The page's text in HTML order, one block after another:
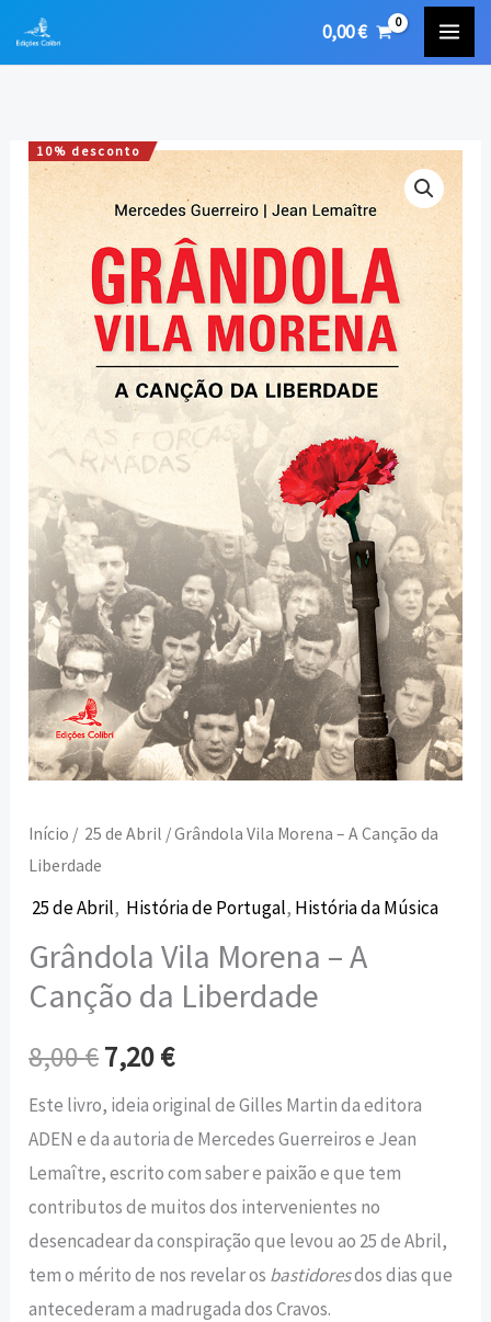
0,00€
10% desconto
Início / 25 de Abril / Grândola Vila Morena – A Canção da
Liberdade
25 de Abril, História de Portugal, História da Música
Grândola Vila Morena – A
Canção da Liberdade
8,00€
O
preço
original
era:
8,00 €.
7,20€
O
preço
atual
é:
7,20 €.
Este livro, ideia original de Gilles Martin da editora
ADEN e da autoria de Mercedes Guerreiros e Jean
Lemaître, escrito com saber e paixão e que tem
contributos de muitos dos intervenientes no
desencadear da conspiração que levou ao 25 de Abril,
tem o mérito de nos revelar os bastidoresdos dias que
antecederam a madrugada dos Cravos.
Quantidade
de
Grândola
A
Canção
Liberdade